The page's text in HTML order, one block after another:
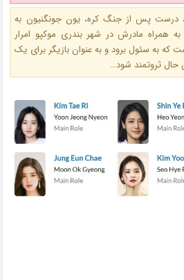
خلاصه داستان: در دهه 1950، درست پس از جنگ کره، یون جونگنیون به
مادرش در شهر بندری موکپو امرار
که به سئول برود و به عنوان بازیگر برای یک
حال ثروتمند شود…